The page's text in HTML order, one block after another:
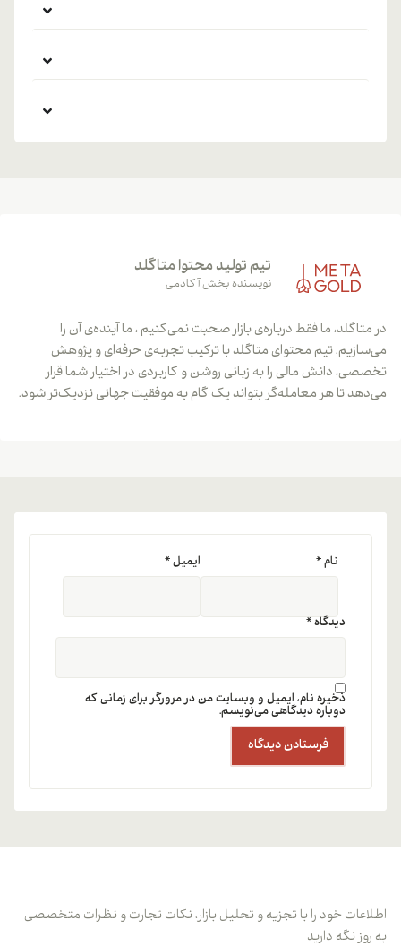
تیم تولید محتوا متاگلد
نویسنده بخش آکادمی
در متاگلد، ما فقط درباره‌ی بازار صحبت نمی‌کنیم ، ما آینده‌ی آن را
می‌سازیم. تیم محتوای متاگلد با ترکیب تجربه‌ی حرفه‌ای و پژوهش
تخصصی، دانش مالی را به زبانی روشن و کاربردی در اختیار شما قرار
می‌دهد تا هر معامله‌گر بتواند یک گام به موفقیت جهانی نزدیک‌تر شود.
دیدگاه*
نام* ایمیل*
ذخیره نام، ایمیل و وبسایت من در مرورگر برای زمانی که
دوباره دیدگاهی می‌نویسم.
اطلاعات خود را با تجزیه و تحلیل بازار، نکات تجارت و نظرات متخصصی
به روز نگه دارید